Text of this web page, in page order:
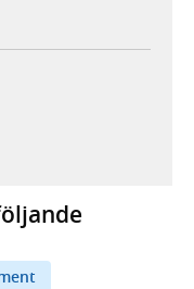
webbplats,
webbplats,